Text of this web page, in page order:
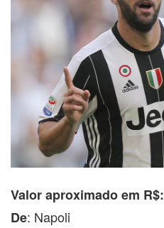
Valor aproximado em R$:
De: Napoli